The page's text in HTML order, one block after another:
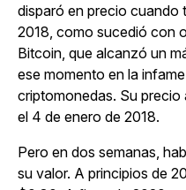
disparó en precio cuando
2018, como sucedió con
Bitcoin, que alcanzó un
ese momento en la
criptomonedas. Su
el 4 de enero de 2018.
Pero en dos semanas,
su valor. A principios de